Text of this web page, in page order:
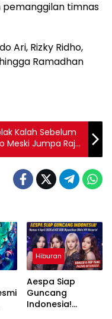
pemanggilan timnas
Ari, Rizky Ridho,
Ramadhan
Kalah Sebelum
Meski Jumpa Raja
Hiburan
Aespa Siap
Guncang
Indonesia!